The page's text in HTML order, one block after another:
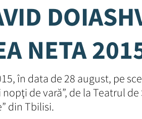
NETA
în data de 28 august, pe
de vară”, de la Teatrul de
din Tbilisi.